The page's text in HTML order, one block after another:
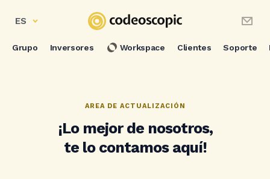
ES
Grupo Inversores Workspace Clientes Soporte
AREA DE ACTUALIZACIÓN
¡Lo mejor de nosotros,
te lo contamos aquí!